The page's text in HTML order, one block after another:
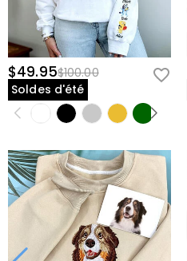
$49.95$100.00
Soldes d'été